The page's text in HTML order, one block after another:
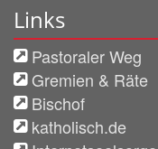
Links
Pastoraler Weg
Gremien & Räte
Bischof
katholisch.de